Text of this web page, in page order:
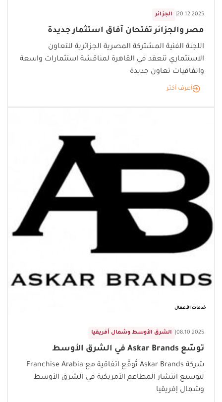
الجزائر 20.12.2025
مصر والجزائر تفتحان آفاق استثمار جديدة
اللجنة الفنية المشتركة المصرية الجزائرية للتعاون
الاستثماري تنعقد في القاهرة لمناقشة استثمارات واسعة
واتفاقيات تعاون جديدة
أعرف أكثر
خدمات الأعمال
الشرق الأوسط وشمال أفريقيا 08.10.2025
توسّع Askar Brands في الشرق الأوسط
شركة Askar Brands تُوقّع اتفاقية مع Franchise Arabia
لتوسيع انتشار المطاعم الأمريكية في الشرق الأوسط
وشمال إفريقيا